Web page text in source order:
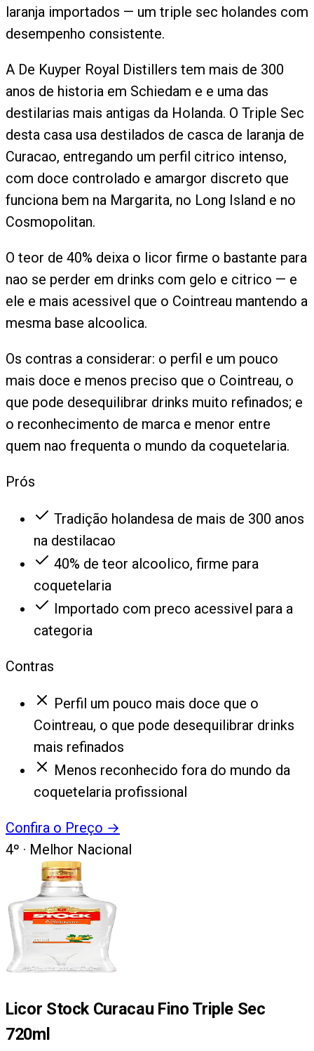
laranja importados — um triple sec holandes com
desempenho consistente.
A De Kuyper Royal Distillers tem mais de 300
anos de historia em Schiedam e e uma das
destilarias mais antigas da Holanda. O Triple Sec
desta casa usa destilados de casca de laranja de
Curacao, entregando um perfil citrico intenso,
com doce controlado e amargor discreto que
funciona bem na Margarita, no Long Island e no
Cosmopolitan.
O teor de 40% deixa o licor firme o bastante para
nao se perder em drinks com gelo e citrico — e
ele e mais acessivel que o Cointreau mantendo a
mesma base alcoolica.
Os contras a considerar: o perfil e um pouco
mais doce e menos preciso que o Cointreau, o
que pode desequilibrar drinks muito refinados; e
o reconhecimento de marca e menor entre
quem nao frequenta o mundo da coquetelaria.
Prós
Tradição holandesa de mais de 300 anos
na destilacao
40% de teor alcoolico, firme para
coquetelaria
Importado com preco acessivel para a
categoria
Contras
Perfil um pouco mais doce que o
Cointreau, o que pode desequilibrar drinks
mais refinados
Menos reconhecido fora do mundo da
coquetelaria profissional
Confira o Preço →
4º · Melhor Nacional
Licor Stock Curacau Fino Triple Sec
720ml